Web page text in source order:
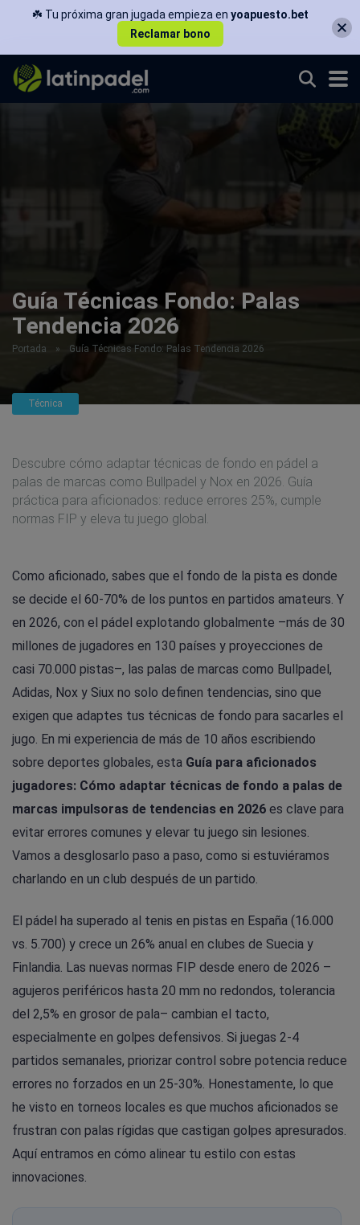
Guía Técnicas Fondo: Palas
Tendencia 2026
Portada » Guía Técnicas Fondo: Palas Tendencia 2026
Técnica
Descubre cómo adaptar técnicas de fondo en pádel a
palas de marcas como Bullpadel y Nox en 2026. Guía
práctica para aficionados: reduce errores 25%, cumple
normas FIP y eleva tu juego global.
Como aficionado, sabes que el fondo de la pista es donde
se decide el 60-70% de los puntos en partidos amateurs. Y
en 2026, con el pádel explotando globalmente –más de 30
millones de jugadores en 130 países y proyecciones de
casi 70.000 pistas–, las palas de marcas como Bullpadel,
Adidas, Nox y Siux no solo definen tendencias, sino que
exigen que adaptes tus técnicas de fondo para sacarles el
jugo. En mi experiencia de más de 10 años escribiendo
sobre deportes globales, esta Guía para aficionados
jugadores: Cómo adaptar técnicas de fondo a palas de
marcas impulsoras de tendencias en 2026 es clave para
evitar errores comunes y elevar tu juego sin lesiones.
Vamos a desglosarlo paso a paso, como si estuviéramos
charlando en un club después de un partido.
El pádel ha superado al tenis en pistas en España (16.000
vs. 5.700) y crece un 26% anual en clubes de Suecia y
Finlandia. Las nuevas normas FIP desde enero de 2026 –
agujeros periféricos hasta 20 mm no redondos, tolerancia
del 2,5% en grosor de pala– cambian el tacto,
especialmente en golpes defensivos. Si juegas 2-4
partidos semanales, priorizar control sobre potencia reduce
errores no forzados en un 25-30%. Honestamente, lo que
he visto en torneos locales es que muchos aficionados se
frustran con palas rígidas que castigan golpes apresurados.
Aquí entramos en cómo alinear tu estilo con estas
innovaciones.
☘️ Tu próxima gran jugada empieza en yoapuesto.bet
Reclamar bono